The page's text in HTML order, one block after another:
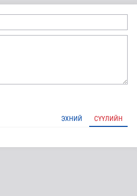
ЭХНИЙ СҮҮЛИЙН